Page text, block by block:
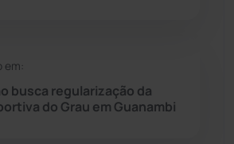
em:
busca regularização da
do Grau em Guanambi